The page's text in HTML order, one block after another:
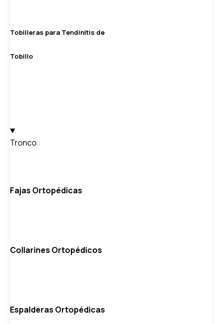
Tobilleras para Tendinitis de
Tobillo
Tronco
Fajas Ortopédicas
Collarines Ortopédicos
Espalderas Ortopédicas